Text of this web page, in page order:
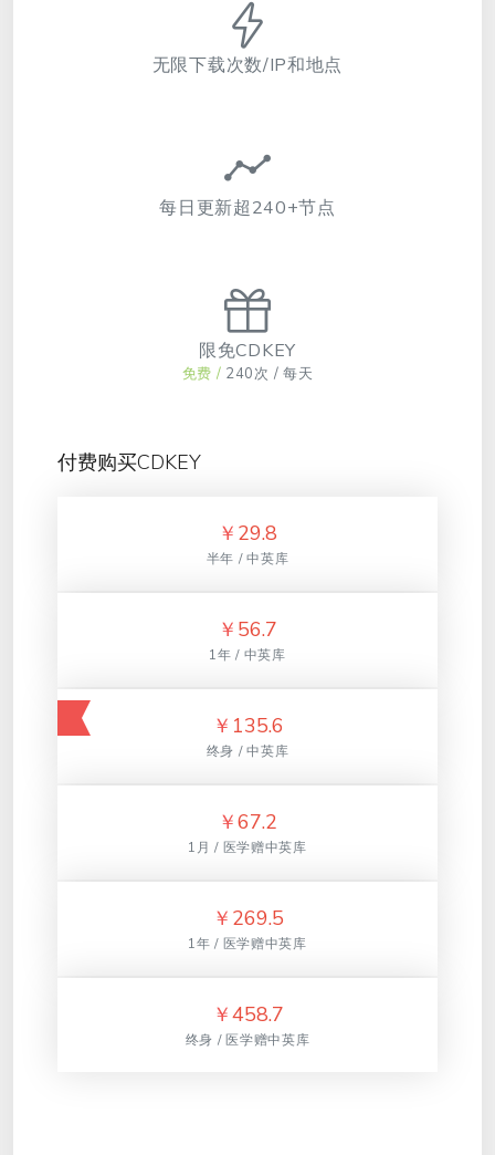
无限下载次数/IP和地点
每日更新超240+节点
限免CDKEY
免费 / 240次 / 每天
付费购买CDKEY
￥ 29.8
半年 / 中英库
￥ 56.7
1年 / 中英库
￥ 135.6
终身 / 中英库
￥67.2
1月 / 医学赠中英库
￥ 269.5
1年 / 医学赠中英库
￥458.7
终身 / 医学赠中英库